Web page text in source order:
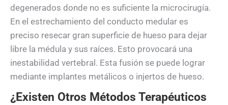
degenerados donde no es suficiente la microcirugía.
En el estrechamiento del conducto medular es
preciso resecar gran superficie de hueso para dejar
libre la médula y sus raíces. Esto provocará una
inestabilidad vertebral. Esta fusión se puede lograr
mediante implantes metálicos o injertos de hueso.
¿Existen Otros Métodos Terapéuticos